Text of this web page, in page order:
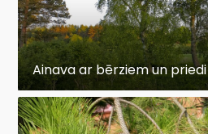
Ainava ar bērziem un